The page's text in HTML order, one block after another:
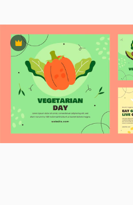
Premium